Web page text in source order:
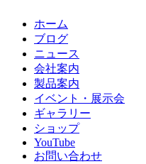
ホーム
ブログ
ニュース
会社案内
製品案内
イベント・展示会
ギャラリー
ショップ
YouTube
お問い合わせ